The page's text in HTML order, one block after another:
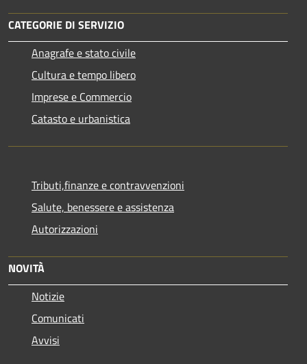
CATEGORIE DI SERVIZIO
Anagrafe e stato civile
Cultura e tempo libero
Imprese e Commercio
Catasto e urbanistica
Tributi,finanze e contravvenzioni
Salute, benessere e assistenza
Autorizzazioni
NOVITÀ
Notizie
Comunicati
Avvisi